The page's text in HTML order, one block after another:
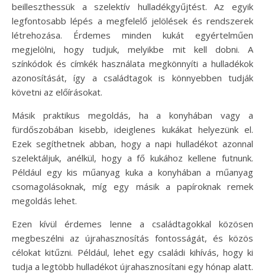
beilleszthessük a szelektív hulladékgyűjtést. Az egyik
legfontosabb lépés a megfelelő jelölések és rendszerek
létrehozása. Érdemes minden kukát egyértelműen
megjelölni, hogy tudjuk, melyikbe mit kell dobni. A
színkódok és címkék használata megkönnyíti a hulladékok
azonosítását, így a családtagok is könnyebben tudják
követni az előírásokat.
Másik praktikus megoldás, ha a konyhában vagy a
fürdőszobában kisebb, ideiglenes kukákat helyezünk el.
Ezek segíthetnek abban, hogy a napi hulladékot azonnal
szelektáljuk, anélkül, hogy a fő kukához kellene futnunk.
Például egy kis műanyag kuka a konyhában a műanyag
csomagolásoknak, míg egy másik a papíroknak remek
megoldás lehet.
Ezen kívül érdemes lenne a családtagokkal közösen
megbeszélni az újrahasznosítás fontosságát, és közös
célokat kitűzni. Például, lehet egy családi kihívás, hogy ki
tudja a legtöbb hulladékot újrahasznosítani egy hónap alatt.